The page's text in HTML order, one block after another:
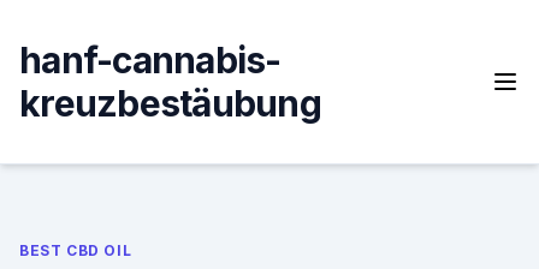
content
hanf-cannabis-
kreuzbestäubung
BEST CBD OIL